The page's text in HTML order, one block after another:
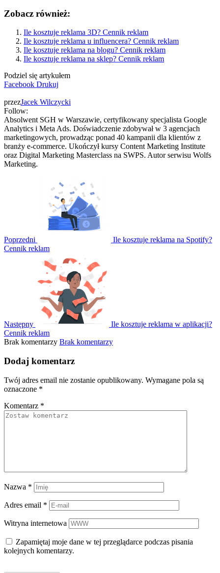
Zobacz również:
Ile kosztuje reklama 3D? Cennik reklam
Ile kosztuje reklama u influencera? Cennik reklam
Ile kosztuje reklama na blogu? Cennik reklam
Ile kosztuje reklama na sklep? Cennik reklam
Podziel się artykułem
Facebook Drukuj
przezJacek Wilczycki
Follow:
Absolwent SGH w Warszawie, certyfikowany specjalista Google
Analytics i Meta Ads. Doświadczenie zdobywał w 3 agencjach
marketingowych, prowadząc ponad 40 kampanii dla klientów z
branży e-commerce. Ukończył kursy Content Marketing Institute
oraz Digital Marketing Masterclass na SWPS. Autor serwisu Wolfs
Marketing.
Poprzedni
Ile kosztuje reklama na Spotify?
Cennik reklam
Następny
Ile kosztuje reklama w aplikacji?
Cennik reklam
Brak komentarzy Brak komentarzy
Dodaj komentarz
Twój adres email nie zostanie opublikowany. Wymagane pola są
oznaczone *
Komentarz *
Nazwa *
Adres email *
Witryna internetowa
Zapamiętaj moje dane w tej przeglądarce podczas pisania
kolejnych komentarzy.